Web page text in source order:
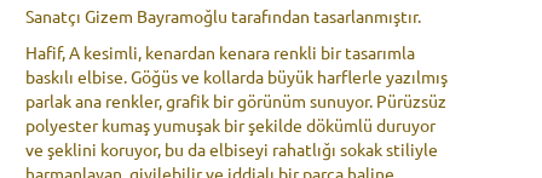
Sanatçı Gizem Bayramoğlu tarafından tasarlanmıştır.
Hafif, A kesimli, kenardan kenara renkli bir tasarımla
baskılı elbise. Göğüs ve kollarda büyük harflerle yazılmış
parlak ana renkler, grafik bir görünüm sunuyor. Pürüzsüz
polyester kumaş yumuşak bir şekilde dökümlü duruyor
ve şeklini koruyor, bu da elbiseyi rahatlığı sokak stiliyle
harmanlayan, giyilebilir ve iddialı bir parça haline